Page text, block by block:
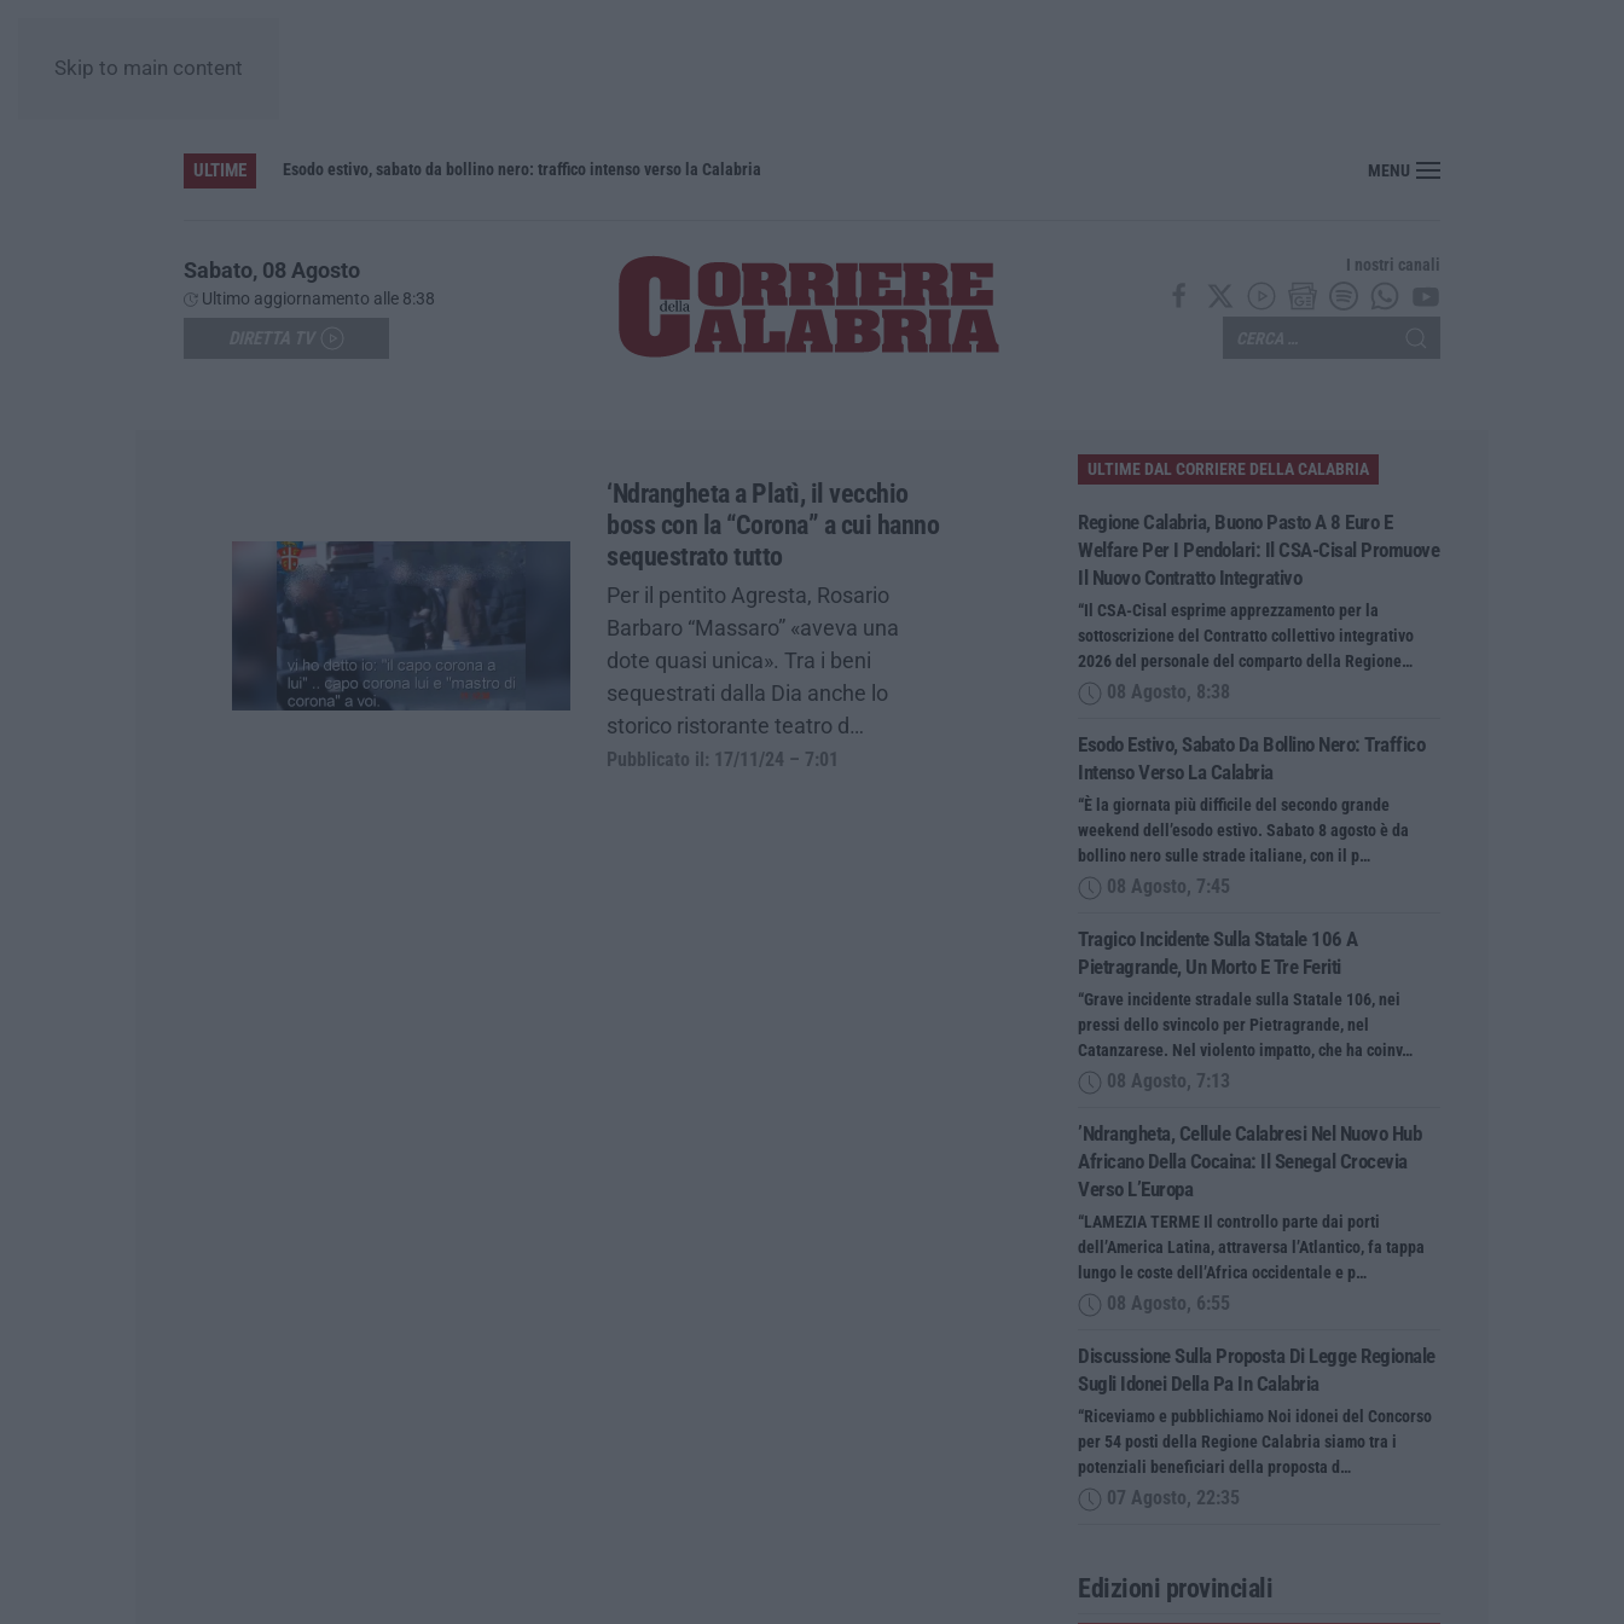
Skip to main content
ULTIME
Regione Calabria, buono pasto a 8 euro e welfare per i pendolari: il CSA-Cisal promuove il nuovo contratto integrativo Esodo estivo, sabato da bollino nero: traffico intenso verso la Calabria Tragico incidente sulla Statale 106 a Pietragrande, un morto e tre feriti
MENU
Sabato, 08 Agosto
Ultimo aggiornamento alle 8:38
I nostri canali
‘Ndrangheta a Platì, il vecchio
boss con la “Corona” a cui hanno
sequestrato tutto
Per il pentito Agresta, Rosario
Barbaro “Massaro” «aveva una
dote quasi unica». Tra i beni
sequestrati dalla Dia anche lo
storico ristorante teatro d…
Pubblicato il: 17/11/24 – 7:01
ULTIME DAL CORRIERE DELLA CALABRIA
Regione Calabria, Buono Pasto A 8 Euro E
Welfare Per I Pendolari: Il CSA-Cisal Promuove
Il Nuovo Contratto Integrativo
“Il CSA-Cisal esprime apprezzamento per la
sottoscrizione del Contratto collettivo integrativo
2026 del personale del comparto della Regione…
08 Agosto, 8:38
Esodo Estivo, Sabato Da Bollino Nero: Traffico
Intenso Verso La Calabria
“È la giornata più difficile del secondo grande
weekend dell’esodo estivo. Sabato 8 agosto è da
bollino nero sulle strade italiane, con il p…
08 Agosto, 7:45
Tragico Incidente Sulla Statale 106 A
Pietragrande, Un Morto E Tre Feriti
“Grave incidente stradale sulla Statale 106, nei
pressi dello svincolo per Pietragrande, nel
Catanzarese. Nel violento impatto, che ha coinv…
08 Agosto, 7:13
’Ndrangheta, Cellule Calabresi Nel Nuovo Hub
Africano Della Cocaina: Il Senegal Crocevia
Verso L’Europa
“LAMEZIA TERME Il controllo parte dai porti
dell’America Latina, attraversa l’Atlantico, fa tappa
lungo le coste dell’Africa occidentale e p…
08 Agosto, 6:55
Discussione Sulla Proposta Di Legge Regionale
Sugli Idonei Della Pa In Calabria
“Riceviamo e pubblichiamo Noi idonei del Concorso
per 54 posti della Regione Calabria siamo tra i
potenziali beneficiari della proposta d…
07 Agosto, 22:35
Edizioni provinciali